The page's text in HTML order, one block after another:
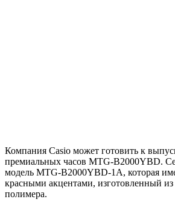
Компания Casio может готовить к
премиальных часов MTG-B2000YBD.
модель MTG-B2000YBD-1A, которая
красными акцентами, изготовленный из
полимера.